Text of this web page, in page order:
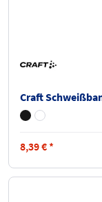
Craft
8,39€ *